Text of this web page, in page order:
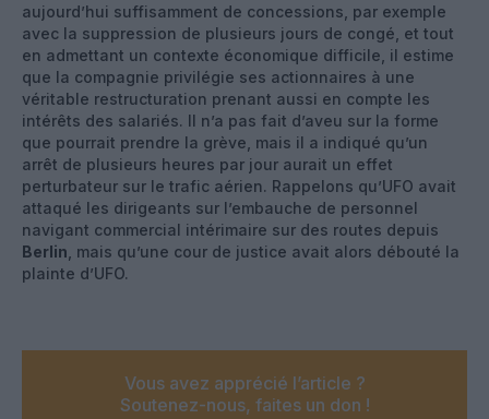
aujourd’hui suffisamment de concessions, par exemple
avec la suppression de plusieurs jours de congé, et tout
en admettant un contexte économique difficile, il estime
que la compagnie privilégie ses actionnaires à une
véritable restructuration prenant aussi en compte les
intérêts des salariés. Il n’a pas fait d’aveu sur la forme
que pourrait prendre la grève, mais il a indiqué qu’un
arrêt de plusieurs heures par jour aurait un effet
perturbateur sur le trafic aérien. Rappelons qu’UFO avait
attaqué les dirigeants sur l’embauche de personnel
navigant commercial intérimaire sur des routes depuis
Berlin , mais qu’une cour de justice avait alors débouté la
plainte d’UFO.
Vous avez apprécié l’article ?
Soutenez-nous, faites un don !